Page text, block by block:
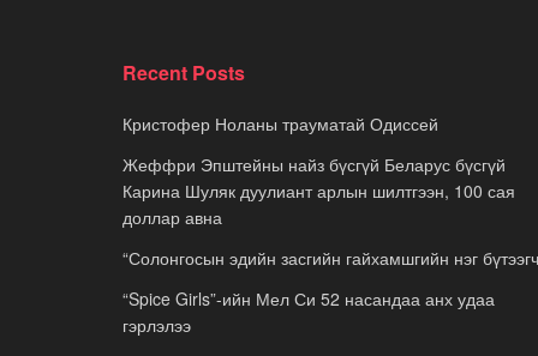
Recent Posts
Кристофер Ноланы трауматай Одиссей
Жеффри Эпштейны найз бүсгүй Беларус бүсгүй
Карина Шуляк дуулиант арлын шилтгээн, 100 сая
доллар авна
“Солонгосын эдийн засгийн гайхамшгийн нэг
“Spice Girls”-ийн Мел Си 52 насандаа анх удаа
гэрлэлээ